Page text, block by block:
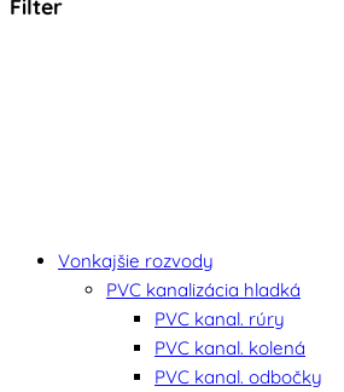
Filter
Vonkajšie rozvody
PVC kanalizácia hladká
PVC kanal. rúry
PVC kanal. kolená
PVC kanal. odbočky